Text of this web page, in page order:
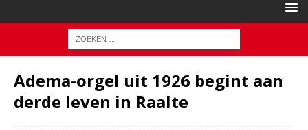
Adema-orgel uit 1926 begint aan
derde leven in Raalte